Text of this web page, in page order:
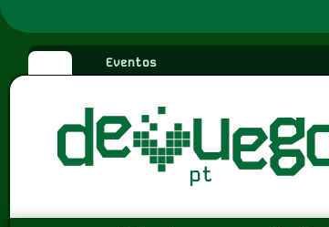
Eventos